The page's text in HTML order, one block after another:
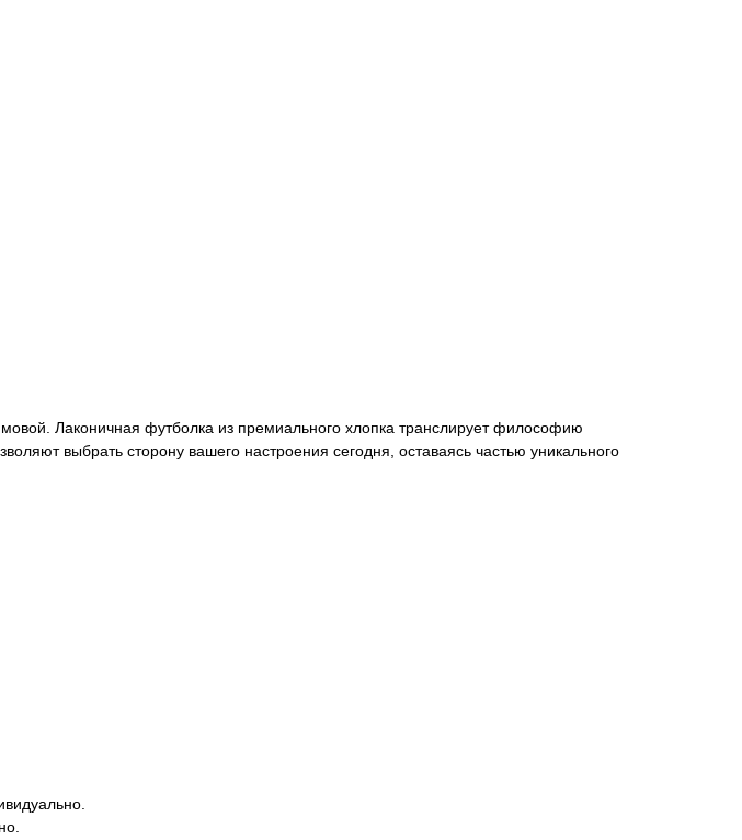
Лаконичная футболка из премиального хлопка транслирует философию
выбрать сторону вашего настроения сегодня, оставаясь частью уникального